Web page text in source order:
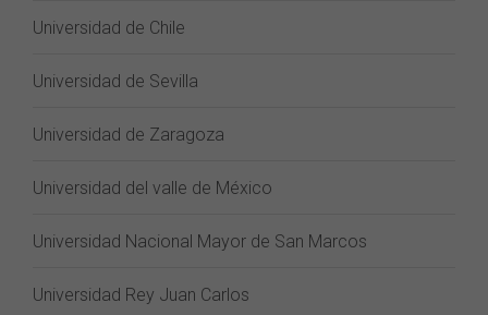
Universidad de Chile
Universidad de Sevilla
Universidad de Zaragoza
Universidad del valle de México
Universidad Nacional Mayor de San Marcos
Universidad Rey Juan Carlos